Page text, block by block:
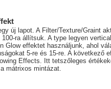
új lapot. A Filter/Texture/Graint
100-ra állítsuk. A type legyen
Glow effektet használjunk, ahol
5-re és 15-re. A következő
Effects. Itt tetszőleges
mátrixos mintázat.